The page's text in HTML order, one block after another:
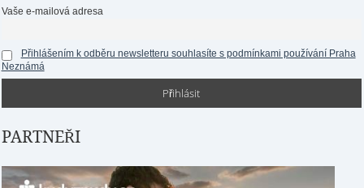
Vaše e-mailová adresa
Přihlášením k odběru newsletteru souhlasíte s podmínkami používání Praha
Neznámá
PARTNEŘI